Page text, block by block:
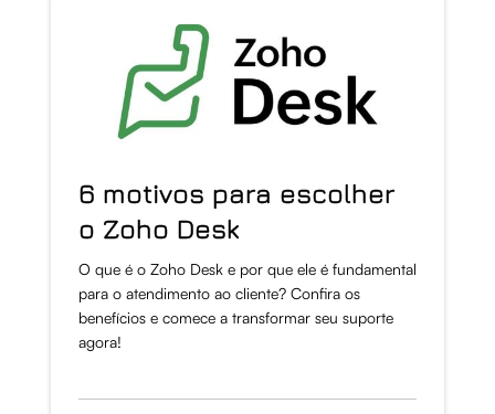
6 motivos para escolher
o Zoho Desk
O que é o Zoho Desk e por que ele é fundamental
para o atendimento ao cliente? Confira os
benefícios e comece a transformar seu suporte
agora!